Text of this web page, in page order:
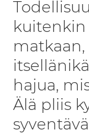
kuitenkin
matkaan,
hajua,
Älä pliis